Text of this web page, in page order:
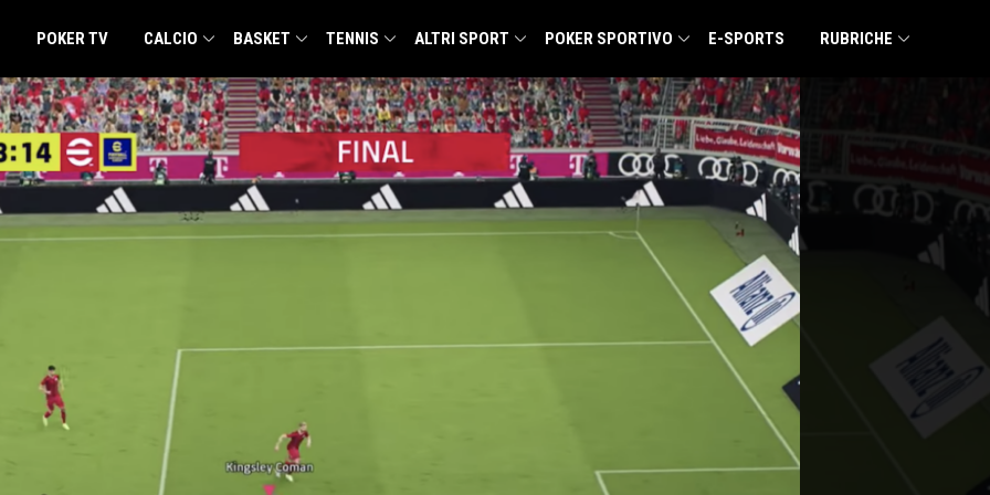
POKER TV CALCIO BASKET TENNIS ALTRI SPORT POKER SPORTIVO E-SPORTS RUBRICHE